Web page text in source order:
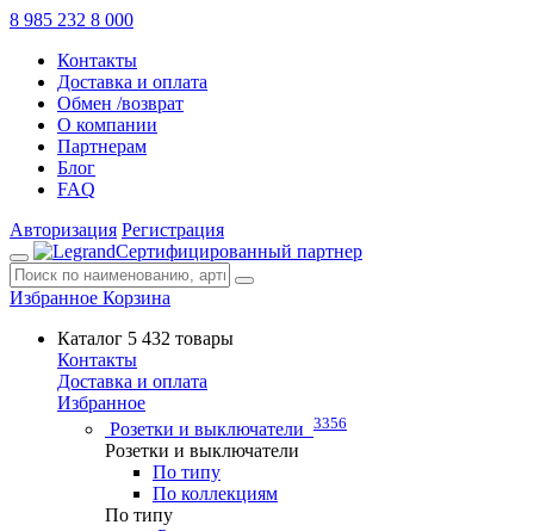
8 985 232 8 000
Контакты
Доставка и оплата
Обмен /возврат
О компании
Партнерам
Блог
FAQ
Авторизация Регистрация
Сертифицированный партнер
Избранное Корзина
Каталог 5 432 товары
Контакты
Доставка и оплата
Избранное
Розетки и выключатели 3356
Розетки и выключатели
По типу
По коллекциям
По типу